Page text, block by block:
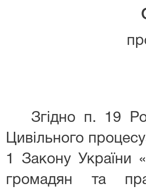
Згідно п. 19
Цивільного
1 Закону України
громадян та